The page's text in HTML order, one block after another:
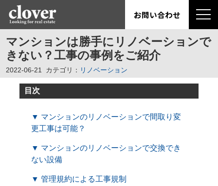
お問い合わせ
マンションは勝手にリノベーションで
きない？工事の事例をご紹介
2022-06-21 カテゴリ： リノベーション
目次
▼ マンションのリノベーションで間取り変
更工事は可能？
▼ マンションのリノベーションで交換でき
ない設備
▼ 管理規約による工事規制